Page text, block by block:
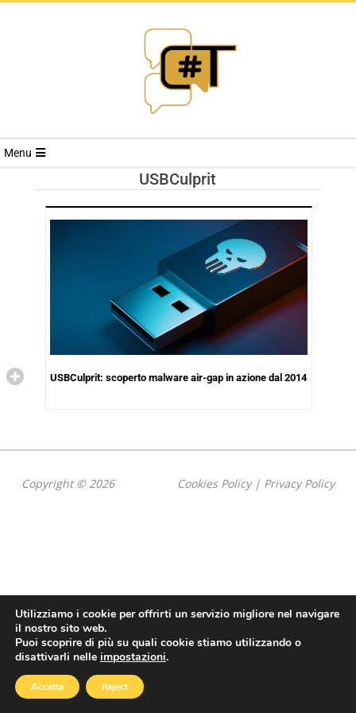
RIVISTA
TRENDS
Menu
USBCulprit
USBCulprit: scoperto malware air-gap in azione dal 2014
Copyright © 2026 Cookies Policy| Privacy Policy
Utilizziamo i cookie per offrirti un servizio migliore nel navigare
il nostro sito web.
Puoi scoprire di più su quali cookie stiamo utilizzando o
disattivarli nelle impostazioni.
Accetta Reject